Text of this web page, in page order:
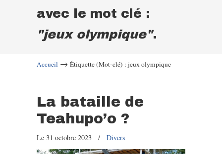
avec le mot clé :
"jeux olympique".
Accueil → Étiquette (Mot-clé) : jeux olympique
La bataille de
Teahupo’o ?
Le 31 octobre 2023 / Divers